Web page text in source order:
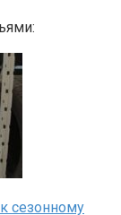
сезонному